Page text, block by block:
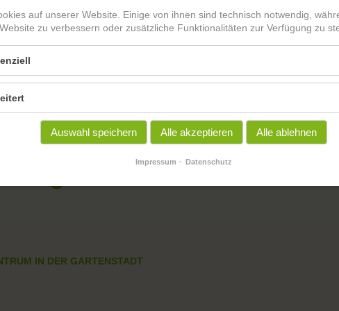
IN DER GARTENSTADT
auf unserer Website. Einige von ihnen sind technisch notwendig,
zu verbessern oder zusätzliche Funktionalitäten zur Verfügung zu
Auswahl speichern Alle akzeptieren Alle ablehnen
Impressum Datenschutz